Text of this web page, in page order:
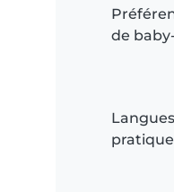
de
pratique